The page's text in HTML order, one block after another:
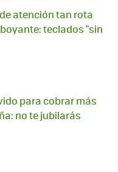
atención tan rota
teclados "sin
para cobrar más
no te jubilarás